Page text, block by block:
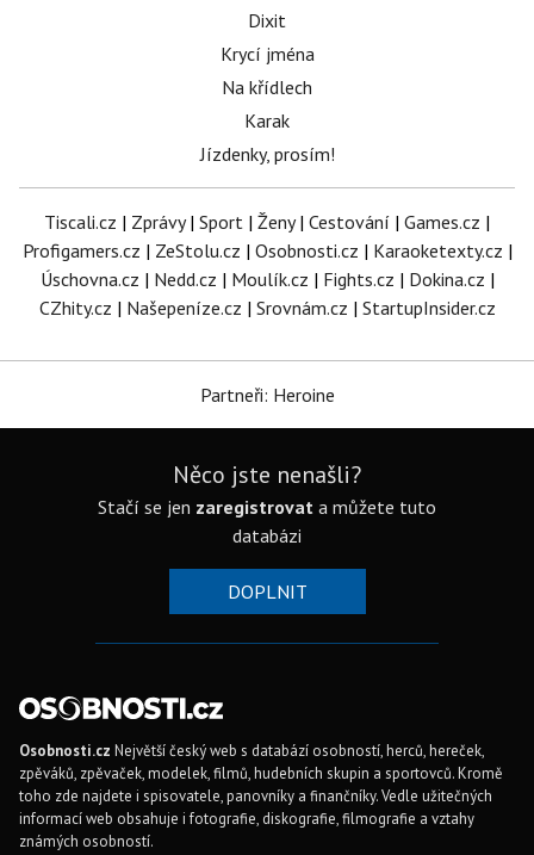
Dixit
Krycí jména
Na křídlech
Karak
Jízdenky, prosím!
Tiscali.cz | Zprávy| Sport | Ženy| Cestování | Games.cz |
Profigamers.cz | ZeStolu.cz | Osobnosti.cz | Karaoketexty.cz |
Úschovna.cz | Nedd.cz | Moulík.cz | Fights.cz | Dokina.cz |
CZhity.cz | Našepeníze.cz | Srovnám.cz | StartupInsider.cz
Partneři: Heroine
Něco jste nenašli?
Stačí se jen zaregistrovat a můžete tuto
databázi
DOPLNIT
Osobnosti.cz Největší český web s databází osobností, herců, hereček,
zpěváků, zpěvaček, modelek, filmů, hudebních skupin a sportovců. Kromě
toho zde najdete i spisovatele, panovníky a finančníky. Vedle užitečných
informací web obsahuje i fotografie, diskografie, filmografie a vztahy
známých osobností.